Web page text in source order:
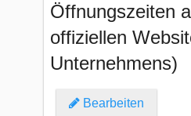
Öffnungszeiten
offiziellen
Unternehmens)
Bearbeiten